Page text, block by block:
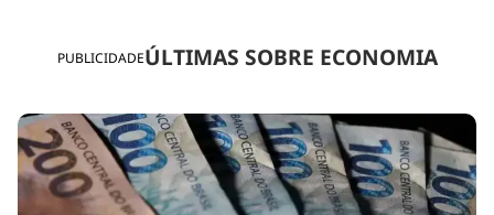
PUBLICIDADEÚLTIMAS SOBRE ECONOMIA